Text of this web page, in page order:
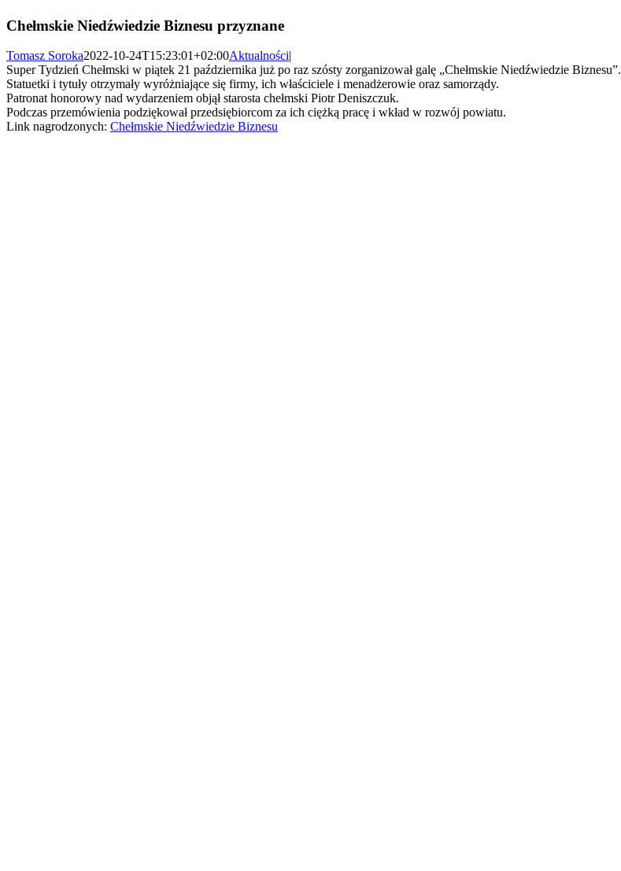
Chełmskie Niedźwiedzie Biznesu przyznane
Tomasz Soroka2022-10-24T15:23:01+02:00Aktualności|
Super Tydzień Chełmski w piątek 21 października już po raz szósty zorganizował galę „Chełmskie Niedźwiedzie Biznesu”.
Statuetki i tytuły otrzymały wyróżniające się firmy, ich właściciele i menadżerowie oraz samorządy.
Patronat honorowy nad wydarzeniem objął starosta chełmski Piotr Deniszczuk.
Podczas przemówienia podziękował przedsiębiorcom za ich ciężką pracę i wkład w rozwój powiatu.
Link nagrodzonych: Chełmskie Niedźwiedzie Biznesu